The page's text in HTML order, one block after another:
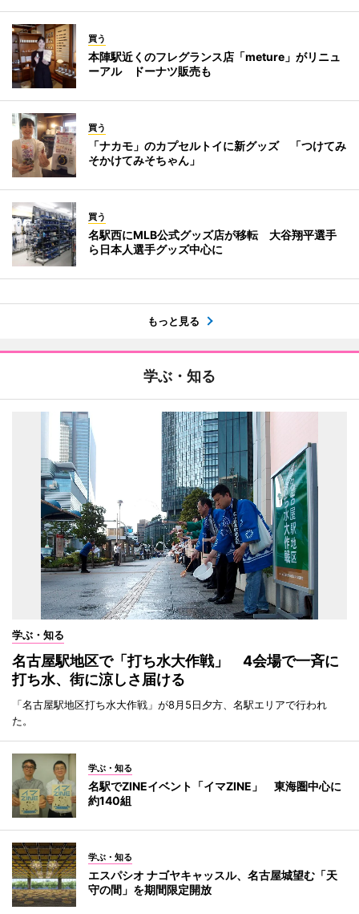
買う
本陣駅近くのフレグランス店「meture」がリニュ
ーアル ドーナツ販売も
買う
「ナカモ」のカプセルトイに新グッズ 「つけてみ
そかけてみそちゃん」
買う
名駅西にMLB公式グッズ店が移転 大谷翔平選手
ら日本人選手グッズ中心に
もっと見る
学ぶ・知る
学ぶ・知る
名古屋駅地区で「打ち水大作戦」 4会場で一斉に
打ち水、街に涼しさ届ける
「名古屋駅地区打ち水大作戦」が8月5日夕方、名駅エリアで行われ
た。
学ぶ・知る
名駅でZINEイベント「イマZINE」 東海圏中心に
約140組
学ぶ・知る
エスパシオ ナゴヤキャッスル、名古屋城望む「天
守の間」を期間限定開放